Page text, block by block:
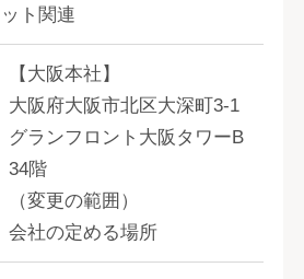
ット関連
【大阪本社】
大阪府大阪市北区大深町3-1
グランフロント大阪タワーB
34階
（変更の範囲）
会社の定める場所